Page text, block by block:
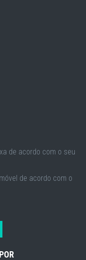
de acordo com o seu
de acordo com o